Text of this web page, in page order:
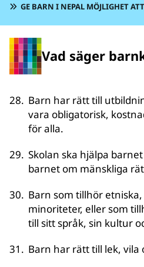
GE BARN I NEPAL MÖJLIGHET
Vad säger
28. Barn har rätt till
vara obligatorisk,
för alla.
29. Skolan ska hjälpa
barnet om mänskliga
30. Barn som tillhör
minoriteter, eller som
till sitt språk, sin kultur
31 . Barn har rätt till lek, vila